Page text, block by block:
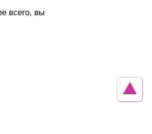
всего, вы